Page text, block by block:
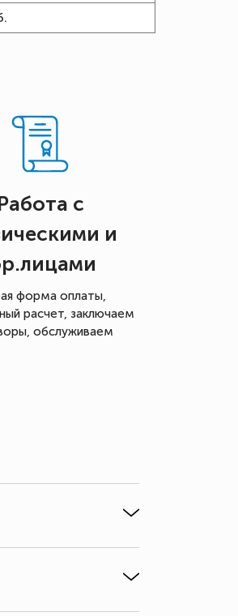
с
и
форма оплаты,
расчет, заключаем
обслуживаем